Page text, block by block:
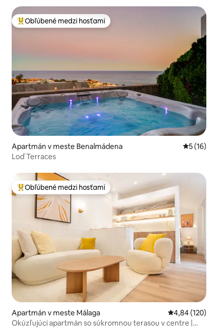
Najobľúbenejšie medzi hosťami
Obľúbené medzi hosťami
Apartmán v meste Benalmádena
5 (16)
Loď Terraces
Najobľúbenejšie medzi hosťami
Obľúbené medzi hosťami
Apartmán v meste Málaga Priemerné
4,84 (120)
Okúzľujúci apartmán so súkromnou terasou v centre |